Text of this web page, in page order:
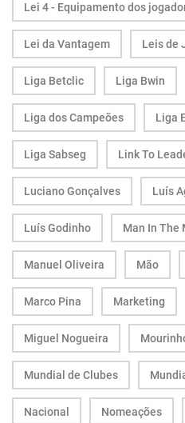
Lei 4 - Equipamento dos
Lei da Vantagem Leis de
Liga Betclic Liga Bwin
Liga dos Campeões Liga
Liga Sabseg Link To
Luciano Gonçalves Luís
Luís Godinho Man In The
Manuel Oliveira Mão
Marco Pina Marketing
Miguel Nogueira
Mundial de Clubes
Nacional Nomeações